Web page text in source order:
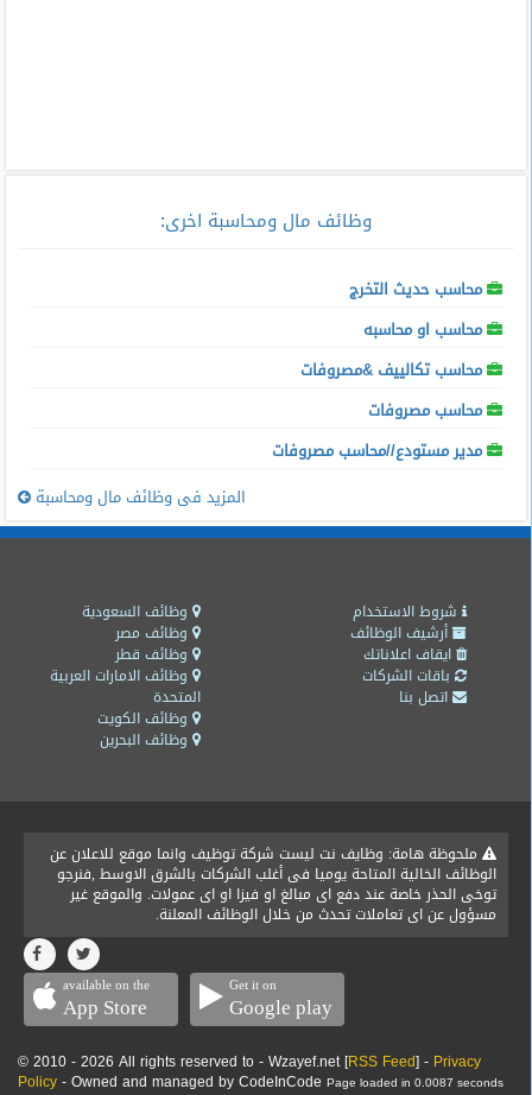
وظائف مال ومحاسبة اخرى:
محاسب حديث التخرج
محاسب او محاسبه
محاسب تكالييف &مصروفات
محاسب مصروفات
مدير مستودع//محاسب مصروفات
المزيد فى وظائف مال ومحاسبة
وظائف السعودية
وظائف مصر
وظائف قطر
وظائف الامارات العربية
المتحدة
وظائف الكويت
وظائف البحرين
شروط الاستخدام
أرشيف الوظائف
ايقاف اعلاناتك
باقات الشركات
اتصل بنا
ملحوظة هامة: وظايف نت ليست شركة توظيف وانما موقع للاعلان عن
الوظائف الخالية المتاحة يوميا فى أغلب الشركات بالشرق الاوسط ,فنرجو
توخى الحذر خاصة عند دفع اى مبالغ او فيزا او اى عمولات. والموقع غير
مسؤول عن اى تعاملات تحدث من خلال الوظائف المعلنة.
available on the
App Store
Get it on
Google play
© 2010 - 2026 All rights reserved to - Wzayef.net [RSS Feed] - Privacy
Policy- Owned and managed by CodeInCode Page loaded in 0.0087 seconds